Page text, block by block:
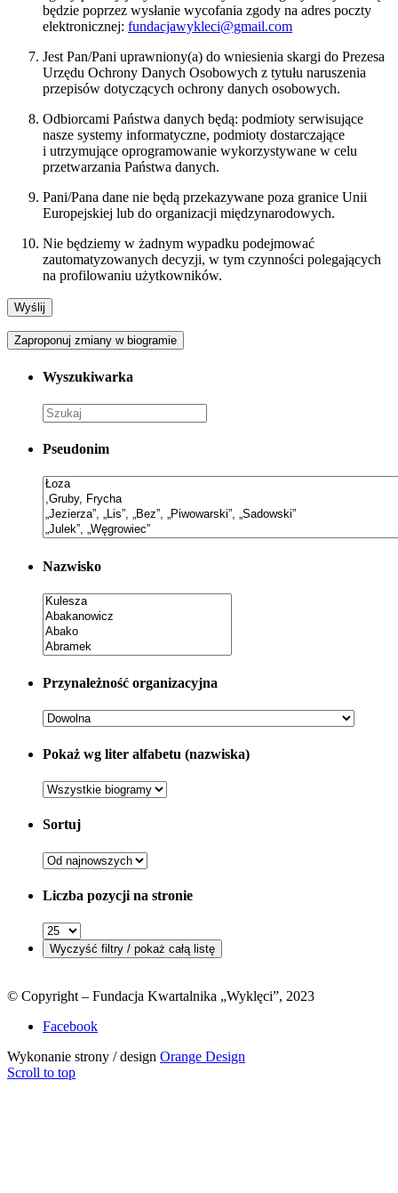
będzie poprzez wysłanie wycofania zgody na adres poczty
elektronicznej: fundacjawykleci@gmail.com
Jest Pan/Pani uprawniony(a) do wniesienia skargi do Prezesa
Urzędu Ochrony Danych Osobowych z tytułu naruszenia
przepisów dotyczących ochrony danych osobowych.
Odbiorcami Państwa danych będą: podmioty serwisujące
nasze systemy informatyczne, podmioty dostarczające
i utrzymujące oprogramowanie wykorzystywane w celu
przetwarzania Państwa danych.
Pani/Pana dane nie będą przekazywane poza granice Unii
Europejskiej lub do organizacji międzynarodowych.
Nie będziemy w żadnym wypadku podejmować
zautomatyzowanych decyzji, w tym czynności polegających
na profilowaniu użytkowników.
Zaproponuj zmiany w biogramie
Wyszukiwarka
Pseudonim
Nazwisko
Przynależność organizacyjna
Pokaż wg liter alfabetu (nazwiska)
Sortuj
Liczba pozycji na stronie
© Copyright – Fundacja Kwartalnika „Wyklęci”, 2023
Facebook
Wykonanie strony / design Orange Design
Scroll to top